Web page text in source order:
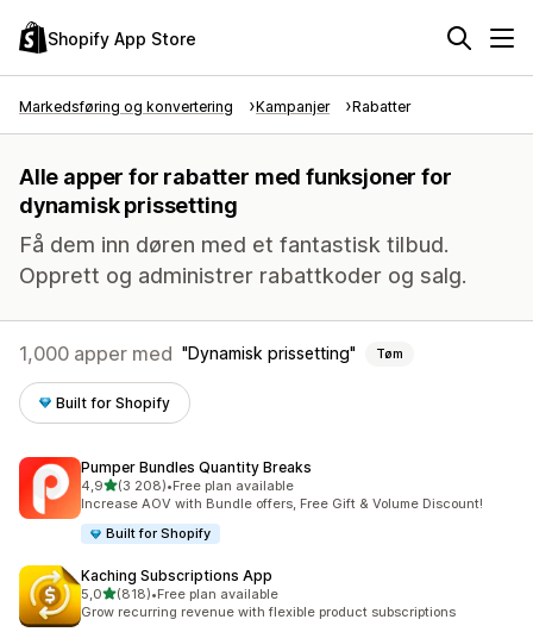
Shopify App Store
Markedsføring og konvertering Kampanjer Rabatter
Alle apper for rabatter med funksjoner for
dynamisk prissetting
Få dem inn døren med et fantastisk tilbud.
Opprett og administrer rabattkoder og salg.
1,000 apper med Dynamisk prissetting Tøm
Built for Shopify
Pumper Bundles Quantity Breaks
4,9av 5 stjerner
(3 208)
Totalt 3208 omtaler
•Free plan available
Increase AOV with Bundle offers, Free Gift & Volume Discount!
Built for Shopify
Kaching Subscriptions App
5,0av 5 stjerner
(818)
Totalt 818 omtaler
•Free plan available
Grow recurring revenue with flexible product subscriptions